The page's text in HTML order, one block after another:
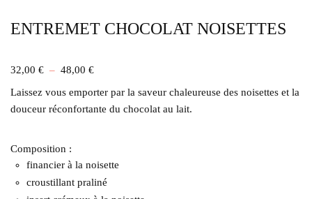
ENTREMET CHOCOLAT NOISETTES
32,00 € – 48,00 €
Laissez vous emporter par la saveur chaleureuse des noisettes et la
douceur réconfortante du chocolat au lait.
Composition :
financier à la noisette
croustillant praliné